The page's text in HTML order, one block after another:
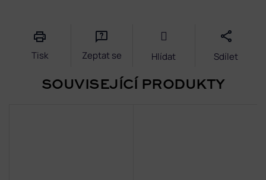
Tisk Zeptat se Hlídat Sdílet
SOUVISEJÍCÍ PRODUKTY